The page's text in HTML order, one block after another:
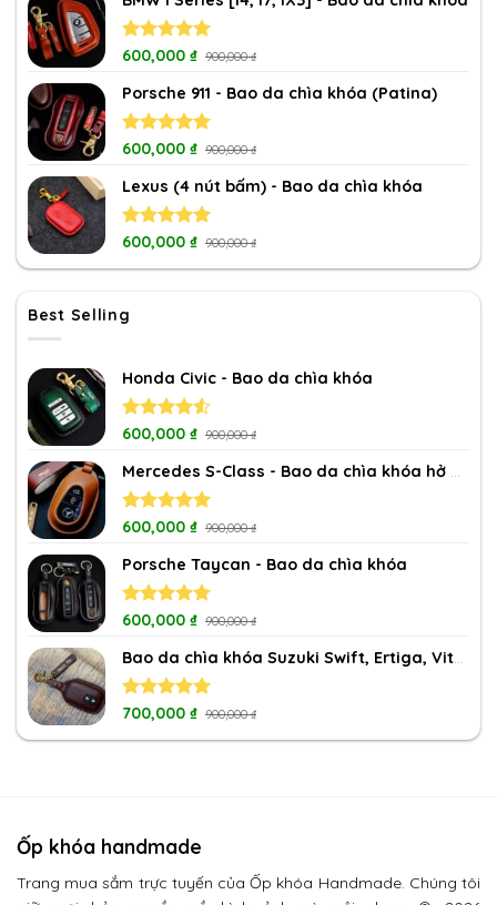
Rated5.00
600,000 ₫ 900,000₫
Porsche 911 - Bao da chìa khóa (Patina)
Rated5.00
600,000 ₫ 900,000₫
Lexus (4 nút bấm) - Bao da chìa khóa
Rated5.00
600,000 ₫ 900,000₫
Best Selling
Honda Civic - Bao da chìa khóa
Rated
of 5
600,000 ₫ 900,000₫
Mercedes S-Class - Bao da chìa khóa hở nút
Rated5.00
600,000 ₫ 900,000₫
Porsche Taycan - Bao da chìa khóa
Rated5.00
600,000 ₫ 900,000₫
Bao da chìa khóa Suzuki Swift, Ertiga, Vitara, XL7
Rated5.00
700,000 ₫ 900,000₫
Ốp khóa handmade
Trang mua sắm trực tuyến của Ốp khóa Handmade. Chúng tôi